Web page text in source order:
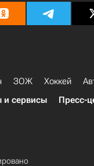
ЗОЖ Хоккей
и сервисы Пресс-